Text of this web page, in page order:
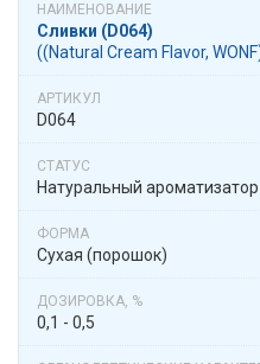
Сливки (D064)
((Natural Cream Flavor,
D064
Натуральный ароматизатор
Сухая (порошок)
0,1 - 0,5